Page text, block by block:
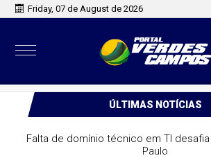
Friday, 07 de August de 2026
ÚLTIMAS NOTÍCIAS
Falta de domínio técnico em TI
Paulo